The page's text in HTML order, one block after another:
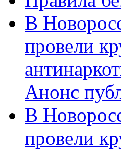
В
провели
Анонс
В
провели